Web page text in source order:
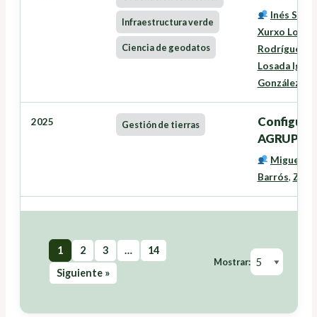
Infraestructura verde
Ciencia de geodatos
Inés
Xurxo
Rodríguez
Losada
González
2025 Gestión de tierras
AGRUPE
Miguel
Barrós,
1 2 3 …
14
Siguiente »
Mostrar: